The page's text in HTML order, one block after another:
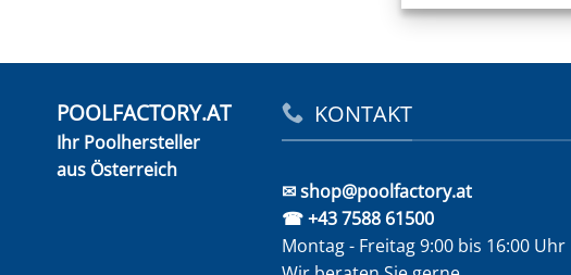
POOLFACTORY.AT
Ihr Poolhersteller
aus Österreich
KONTAKT
✉ shop@poolfactory.at
☎ +43 7588 61500
Montag - Freitag 9:00 bis 16:00 Uhr